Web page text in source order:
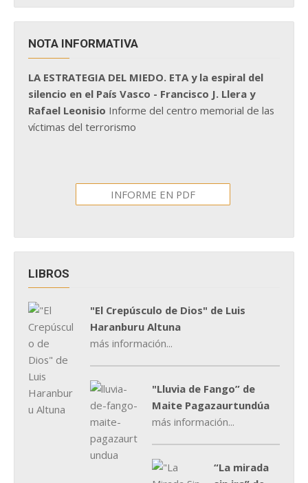
NOTA INFORMATIVA
LA ESTRATEGIA DEL MIEDO. ETA y la espiral del
silencio en el País Vasco - Francisco J. Llera y
Rafael Leonisio Informe del centro memorial de las
víctimas del terrorismo
INFORME EN PDF
LIBROS
"El Crepúsculo de Dios" de Luis
Haranburu Altuna
más información...
"Lluvia de Fango” de
Maite Pagazaurtundúa
más información...
“La mirada